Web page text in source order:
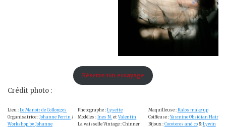
Réserve ton essayage
Crédit photo :
Lieu : Le Manoir de Collonges
Organisatrice : Johanne Perrin /
Workshop by Johanne
Photographe :Lysette
Modèles :Ines N. etValentin
La vaisselle Vintage : Chinner
Maquilleuse : Kalos make up
Coiffeuse : Yasmine Obsidian Hair
Bijoux : Cocoteros and co& Lywin